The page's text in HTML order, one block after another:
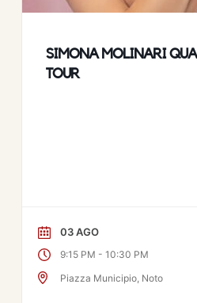
SIMONA MOLINARI
TOUR
03 AGO
9:15 PM - 10:30 PM
Piazza Municipio, Noto